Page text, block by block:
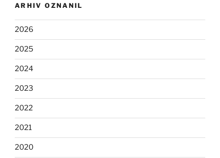
ARHIV OZNANIL
2026
2025
2024
2023
2022
2021
2020